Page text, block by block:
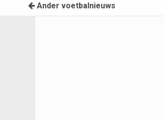
Ander voetbalnieuws